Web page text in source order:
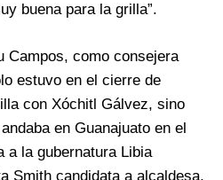
buena para la grilla”.
Campos, como consejera
estuvo en el cierre de
con Xóchitl Gálvez, sino
en Guanajuato en el
a la gubernatura Libia
Smith candidata a alcaldesa,